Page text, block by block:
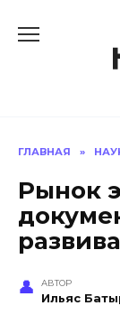
ГЛАВНАЯ »
Рынок
АВТОР
Ильяс